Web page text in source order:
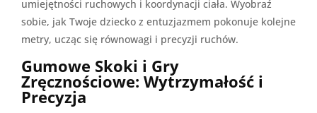
umiejętności ruchowych i koordynacji ciała. Wyobraź
sobie, jak Twoje dziecko z entuzjazmem pokonuje kolejne
metry, ucząc się równowagi i precyzji ruchów.
Gumowe Skoki i Gry
Zręcznościowe: Wytrzymałość i
Precyzja